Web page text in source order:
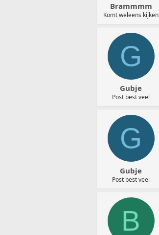
Brammmm
Komt weleens kijken
G
Gubje
Post best veel
G
Gubje
Post best veel
B